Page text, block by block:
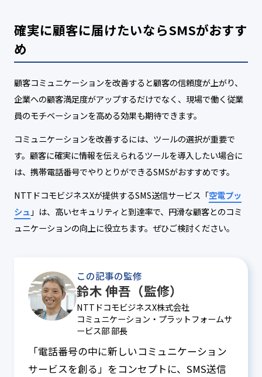
確実に顧客に届けたいならSMSがおすす
め
顧客コミュニケーションを改善すると顧客の信頼度が上がり、
企業への顧客満足度がアップするだけでなく、現場で働く従業
員のモチベーションを高める効果も期待できます。
コミュニケーションを改善するには、ツールの選択が重要で
す。顧客に確実に情報を伝えられるツールを導入したい場合に
は、携帯電話番号でやりとりができるSMSがおすすめです。
NTTドコモビジネスXが提供するSMS送信サービス「空電プッ
シュ 」は、高いセキュリティと到達率で、円滑な顧客とのコミ
ュニケーションの向上に役立ちます。ぜひご検討ください。
この記事の監修
鈴木 伸吾（監修）
NTTドコモビジネスX株式会社
コミュニケーション・プラットフォームサ
ービス部 部長
「電話番号の中に新しいコミュニケーション
サービスを創る」をコンセプトに、SMS送信